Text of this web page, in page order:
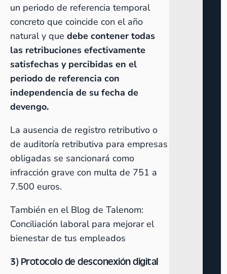
un periodo de referencia temporal
concreto que coincide con el año
natural y que debe contener todas
las retribuciones efectivamente
satisfechas y percibidas en el
periodo de referencia con
independencia de su fecha de
devengo.
La ausencia de registro retributivo o
de auditoría retributiva para empresas
obligadas se sancionará como
infracción grave con multa de 751 a
7.500 euros.
También en el Blog de Talenom:
Conciliación laboral para mejorar el
bienestar de tus empleados
3) Protocolo de desconexión digital